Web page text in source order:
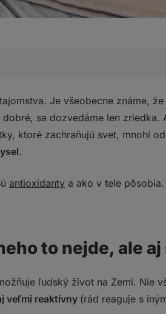
aj s ním je to ťažké
ochranu
Je všeobecne známe, že
sa dozvedáme len
ktoré zachraňujú svet, mnohí
.
antioxidanty a ako v tele
to nejde, ale
ľudský život na Zemi. Nie
veľmi reaktívny (rád reaguje s